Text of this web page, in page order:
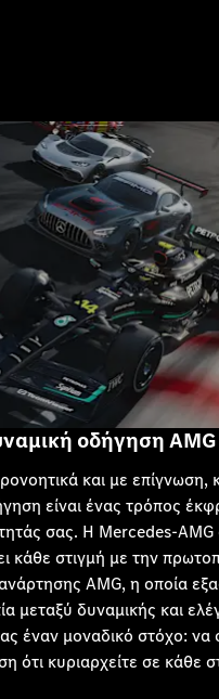
οδήγηση AMG​
και με επίγνωση,
είναι ένας τρόπος
σας. Η Mercedes-AMG
κάθε στιγμή με την
AMG, η οποία
μεταξύ δυναμικής και
έναν μοναδικό στόχο: να
ότι κυριαρχείτε σε κάθε